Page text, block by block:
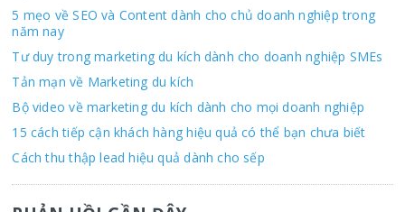
5 mẹo về SEO và Content dành cho chủ doanh nghiệp trong
năm nay
Tư duy trong marketing du kích dành cho doanh nghiệp SMEs
Tản mạn về Marketing du kích
Bộ video về marketing du kích dành cho mọi doanh nghiệp
15 cách tiếp cận khách hàng hiệu quả có thể bạn chưa biết
Cách thu thập lead hiệu quả dành cho sếp